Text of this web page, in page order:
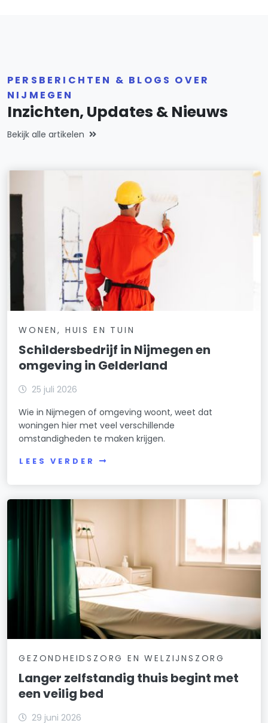
PERSBERICHTEN & BLOGS OVER
NIJMEGEN
Inzichten, Updates & Nieuws
Bekijk alle artikelen
WONEN, HUIS EN TUIN
Schildersbedrijf in Nijmegen en
omgeving in Gelderland
25 juli 2026
Wie in Nijmegen of omgeving woont, weet dat
woningen hier met veel verschillende
omstandigheden te maken krijgen.
LEES VERDER
GEZONDHEIDSZORG EN WELZIJNSZORG
Langer zelfstandig thuis begint met
een veilig bed
29 juni 2026